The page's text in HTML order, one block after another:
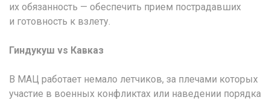
их обязанность — обеспечить прием пострадавших
и готовность к взлету.
Гиндукуш vs Кавказ
В МАЦ работает немало летчиков, за плечами которых
участие в военных конфликтах или наведении порядка